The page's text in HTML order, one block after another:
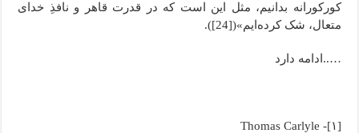
کورکورانه بدانیم، مثل این است که در قدرت قاهر و نافذِ خدای
متعال، شک کرده‌ایم»([24]).
…..ادامه دارد
[۱]- Thomas Carlyle